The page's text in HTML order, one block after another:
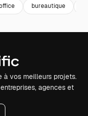
bureautique
à vos meilleurs projets.
agences et